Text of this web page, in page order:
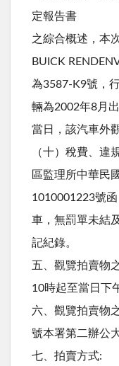
定報告書
之綜合概述，本
BUICK
為3587-K9號，
輛為2002年8月
當日，該汽車外
（十）稅費、違
區監理所中華民
1010001223號
車，無罰單未結
記紀錄。
五、觀覽拍賣物
10時起至當日下
六、觀覽拍賣物
號本署第二辦公
七、拍賣方式: